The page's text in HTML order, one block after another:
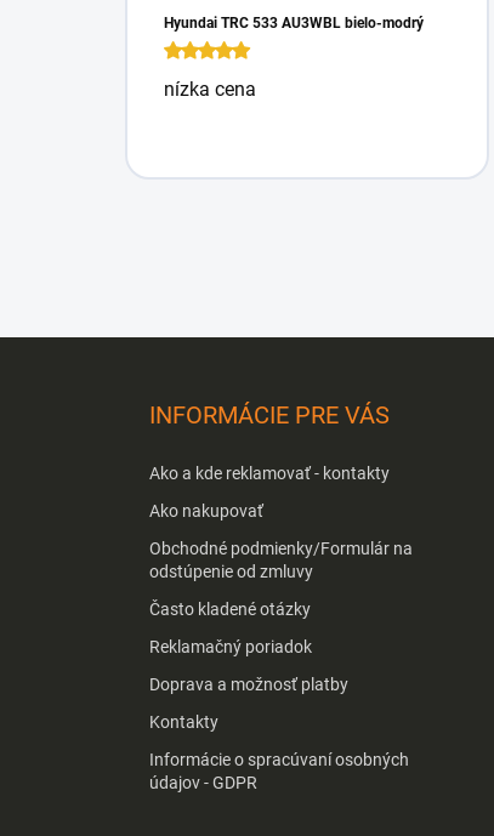
Hyundai TRC 533 AU3WBL bielo-modrý
nízka cena
INFORMÁCIE PRE VÁS
Ako a kde reklamovať - kontakty
Ako nakupovať
Obchodné podmienky/Formulár na
odstúpenie od zmluvy
Často kladené otázky
Reklamačný poriadok
Doprava a možnosť platby
Kontakty
Informácie o spracúvaní osobných
údajov - GDPR